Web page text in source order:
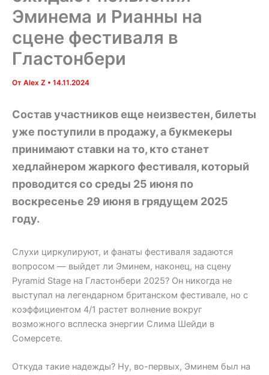
Эминема и Рианны на
сцене фестиваля в
Гластонбери
От Alex Z • 14.11.2024
Состав участников еще неизвестен, билеты
уже поступили в продажу, а букмекеры
принимают ставки на то, кто станет
хедлайнером жаркого фестиваля, который
проводится со среды 25 июня по
воскресенье 29 июня в грядущем 2025
году.
Слухи циркулируют, и фанаты фестиваля задаются
вопросом — выйдет ли Эминем, наконец, на сцену
Pyramid Stage на Гластонбери 2025? Он никогда не
выступал на легендарном британском фестивале, но с
коэффициентом 4/1 растет волнение вокруг
возможного всплеска энергии Слима Шейди в
Сомерсете.
Откуда такие надежды? Ну, во-первых, Эминем был на